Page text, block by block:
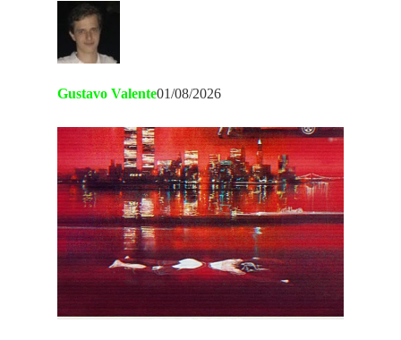
Gustavo Valente01/08/2026